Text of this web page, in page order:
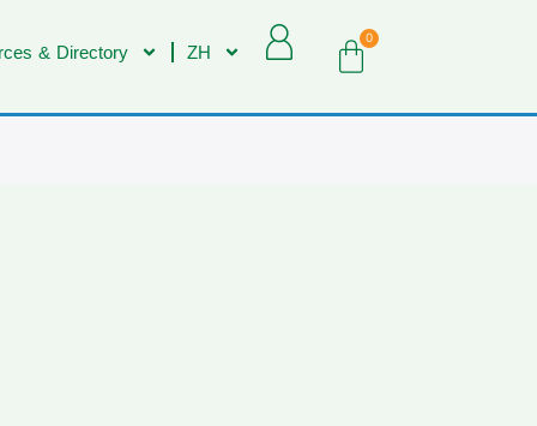
& Directory ZH
0